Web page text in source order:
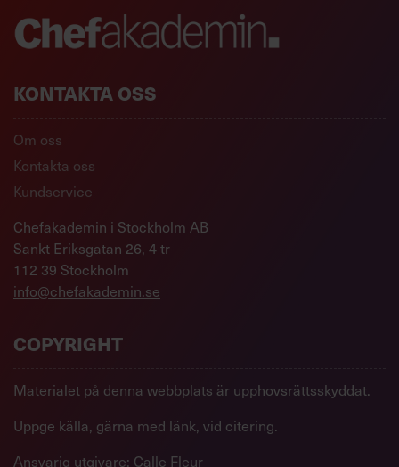
KONTAKTA OSS
Om oss
Kontakta oss
Kundservice
Chefakademin i Stockholm AB
Sankt Eriksgatan 26, 4 tr
112 39 Stockholm
info@chefakademin.se
COPYRIGHT
Materialet på denna webbplats är upphovsrättsskyddat.
Uppge källa, gärna med länk, vid citering.
Ansvarig utgivare: Calle Fleur